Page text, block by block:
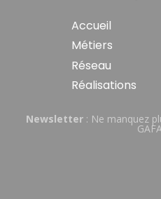
principale
Accueil
Métiers
Réseau
Réalisations
Newsletter : Ne manquez
GAFA